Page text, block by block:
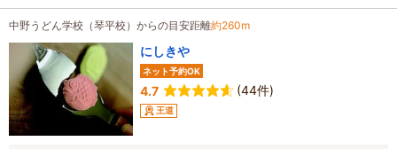
中野うどん学校（琴平校）からの目安距離約260m
にしきや
ネット予約OK
4.7 (44件)
王道